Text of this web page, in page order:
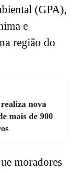
(GPA),
e
região do
nova
mais de 900
moradores